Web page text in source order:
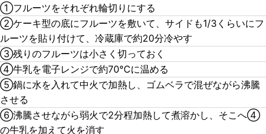
①フルーツをそれぞれ輪切りにする
②ケーキ型の底にフルーツを敷いて、サイドも1/3くらいにフ
ルーツを貼り付けて、冷蔵庫で約20分冷やす
③残りのフルーツは小さく切っておく
④牛乳を電子レンジで約70℃に温める
⑤鍋に水を入れて中火で加熱し、ゴムベラで混ぜながら沸騰
させる
⑥沸騰させながら弱火で2分程加熱して煮溶かし、そこへ④
の牛乳を加えて火を消す